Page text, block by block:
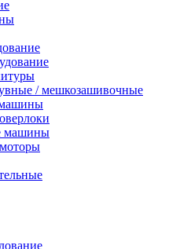
/ мешкозашивочные
машины